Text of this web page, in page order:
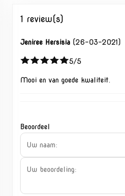
1 review(s)
Jeniree Hersisia (26-03-2021)
5/5
Mooi en van goede kwaliteit.
Beoordeel